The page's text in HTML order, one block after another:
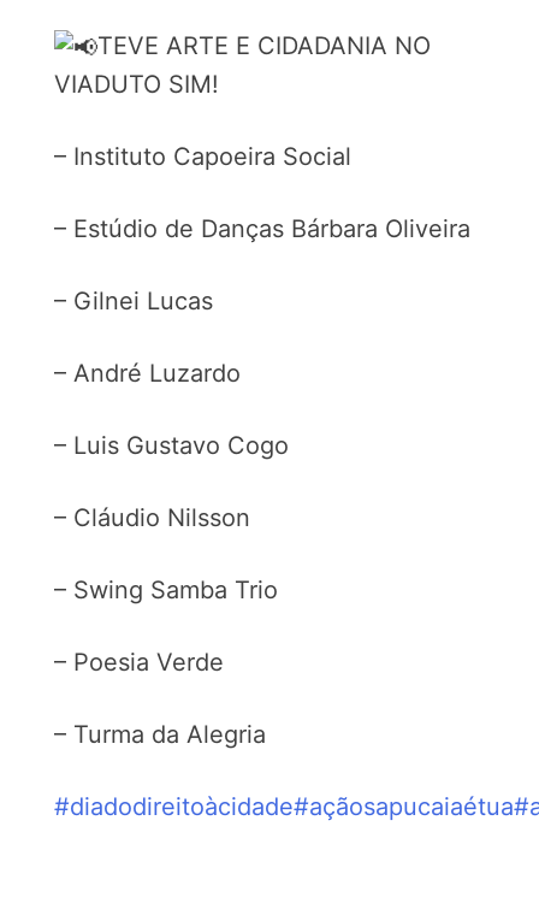
TEVE ARTE E CIDADANIA NO
VIADUTO SIM!
– Instituto Capoeira Social
– Estúdio de Danças Bárbara Oliveira
– Gilnei Lucas
– André Luzardo
– Luis Gustavo Cogo
– Cláudio Nilsson
– Swing Samba Trio
– Poesia Verde
– Turma da Alegria
#diadodireitoàcidade#açãosapucaiaétua